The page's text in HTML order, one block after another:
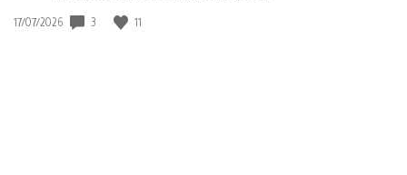
Data
17/07/2026 3 11